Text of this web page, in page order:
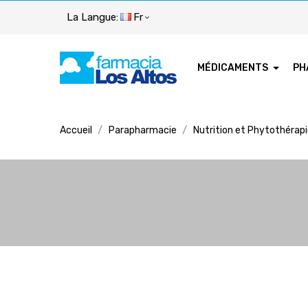
La Langue: Fr
MÉDICAMENTS
Accueil Parapharmacie Nutrition et